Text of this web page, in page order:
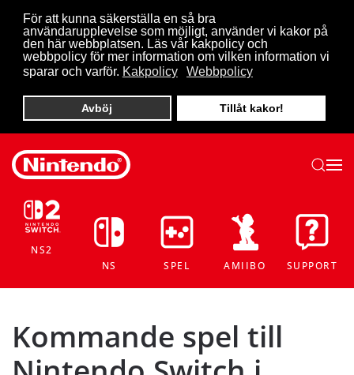
För att kunna säkerställa en så bra
användarupplevelse som möjligt, använder vi kakor på
den här webbplatsen. Läs vår kakpolicy och
webbpolicy för mer information om vilken information vi
sparar och varför. Kakpolicy Webbpolicy
Avböj Tillåt kakor!
Skip to main content
NS2
NS
SPEL AMIIBO SUPPORT
Kommande spel till